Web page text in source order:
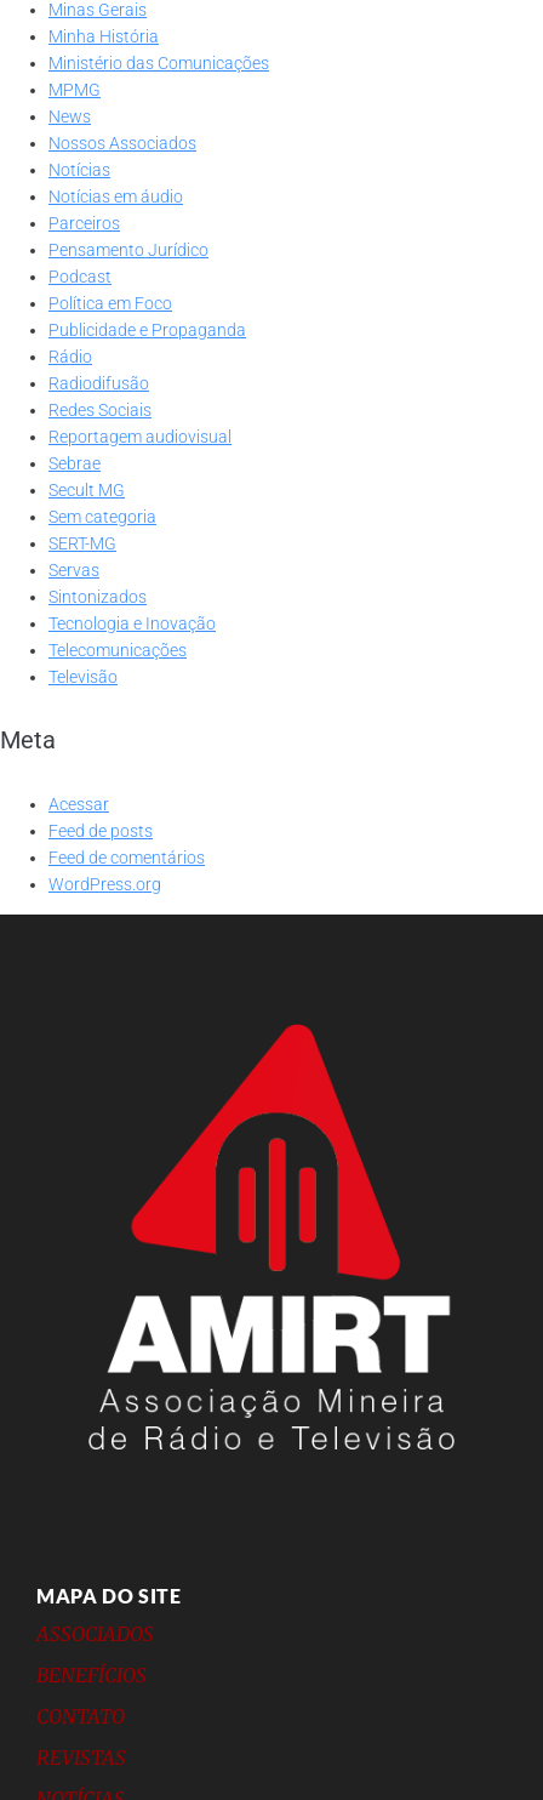
Minas Gerais
Minha História
Ministério das Comunicações
MPMG
News
Nossos Associados
Notícias
Notícias em áudio
Parceiros
Pensamento Jurídico
Podcast
Política em Foco
Publicidade e Propaganda
Rádio
Radiodifusão
Redes Sociais
Reportagem audiovisual
Sebrae
Secult MG
Sem categoria
SERT-MG
Servas
Sintonizados
Tecnologia e Inovação
Telecomunicações
Televisão
Meta
Acessar
Feed de posts
Feed de comentários
WordPress.org
MAPA DO SITE
ASSOCIADOS
BENEFÍCIOS
CONTATO
REVISTAS